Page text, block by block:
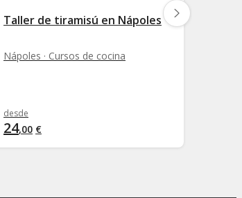
Taller de tiramisú en Nápoles
Nápoles · Cursos de cocina
desde
24,00 €